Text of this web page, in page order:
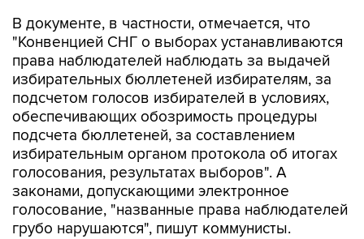
В документе, в частности, отмечается, что
"Конвенцией СНГ о выборах устанавливаются
права наблюдателей наблюдать за выдачей
избирательных бюллетеней избирателям, за
подсчетом голосов избирателей в условиях,
обеспечивающих обозримость процедуры
подсчета бюллетеней, за составлением
избирательным органом протокола об итогах
голосования, результатах выборов". А
законами, допускающими электронное
голосование, "названные права наблюдателей
грубо нарушаются", пишут коммунисты.